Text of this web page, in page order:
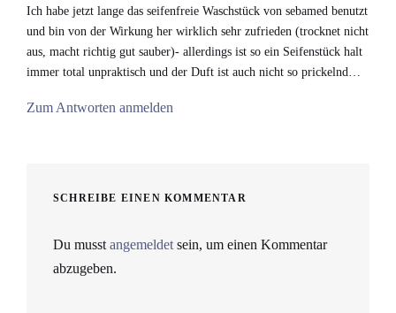
Ich habe jetzt lange das seifenfreie Waschstück von sebamed benutzt
und bin von der Wirkung her wirklich sehr zufrieden (trocknet nicht
aus, macht richtig gut sauber)- allerdings ist so ein Seifenstück halt
immer total unpraktisch und der Duft ist auch nicht so prickelnd…
Zum Antworten anmelden
SCHREIBE EINEN KOMMENTAR
Du musstangemeldetsein, um einen Kommentar
abzugeben.